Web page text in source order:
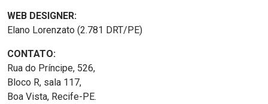
WEB DESIGNER:
Elano Lorenzato (2.781 DRT/PE)
CONTATO:
Rua do Príncipe, 526,
Bloco R, sala 117,
Boa Vista, Recife-PE.